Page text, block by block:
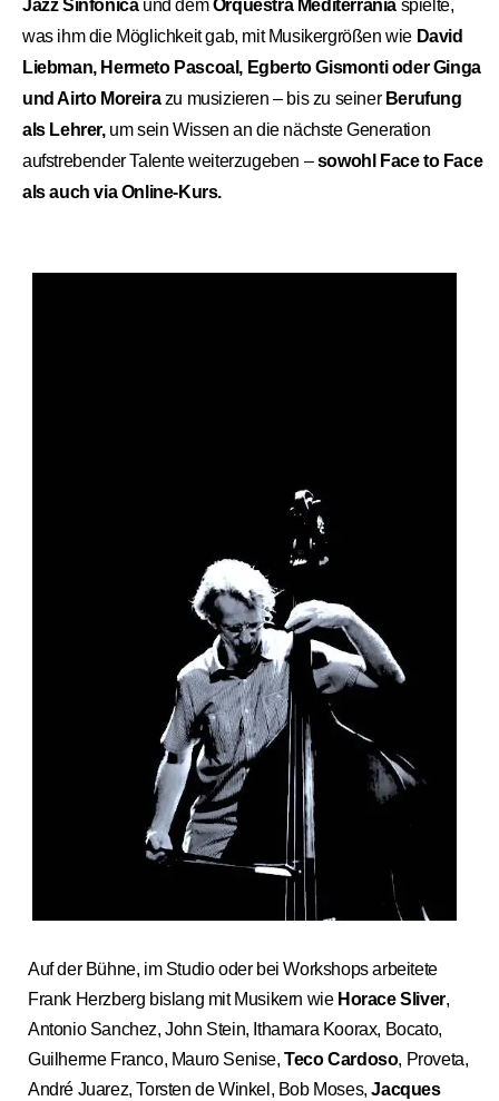
Jazz Sinfônica und demOrquestra Mediterrania spielte,
was ihm die Möglichkeit gab, mit Musikergrößen wie David
Liebman, Hermeto Pascoal, Egberto Gismonti oder Ginga
und Airto Moreirazu musizieren – bis zu seiner Berufung
als Lehrer, um sein Wissen an die nächste Generation
aufstrebender Talente weiterzugeben –sowohl Face to Face
als auch via Online-Kurs.
Auf der Bühne, im Studio oder bei Workshops arbeitete
Frank Herzberg bislang mit Musikern wie Horace Sliver,
Antonio Sanchez, John Stein, Ithamara Koorax, Bocato,
Guilherme Franco, Mauro Senise,Teco Cardoso, Proveta,
André Juarez, Torsten de Winkel, Bob Moses,Jacques